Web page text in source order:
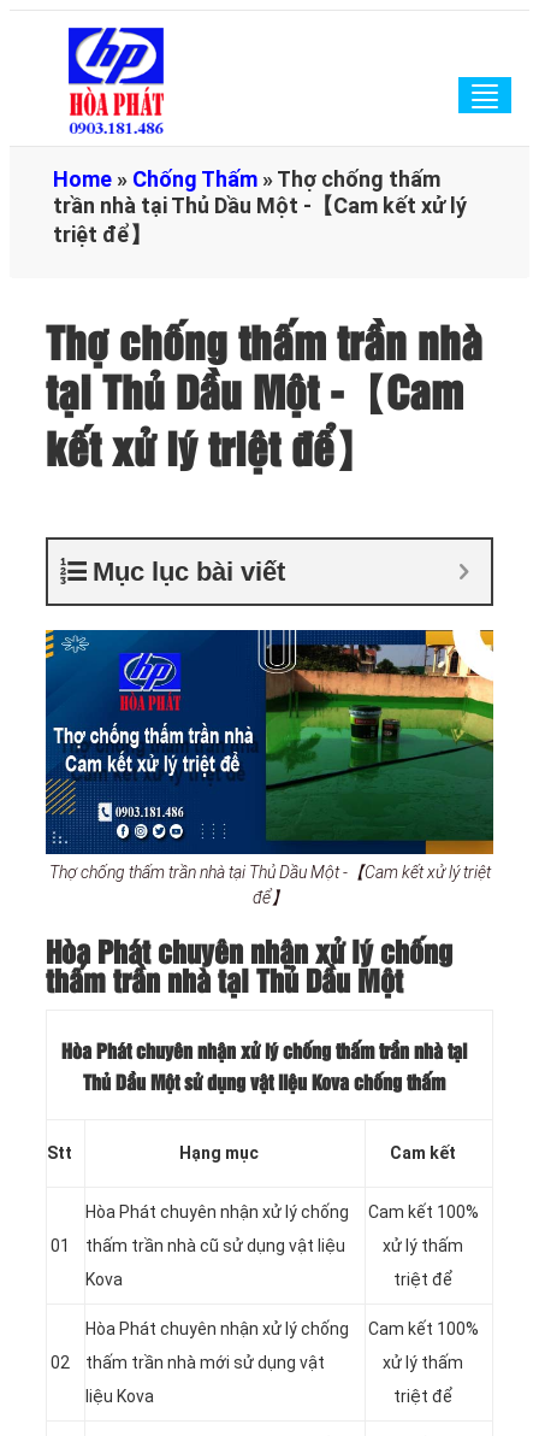
Home » Chống Thấm »Thợ chống thấm
trần nhà tại Thủ Dầu Một -【Cam kết xử lý
triệt để】
Thợ chống thấm trần nhà
tại Thủ Dầu Một -【Cam
kết xử lý triệt để】
Mục lục bài viết
Thợ chống thấm trần nhà tại Thủ Dầu Một -【Cam kết xử lý triệt
để】
Hòa Phát chuyên nhận xử lý chống
thấm trần nhà tại Thủ Dầu Một
Hòa Phát chuyên nhận xử lý chống thấm trần nhà tại
Thủ Dầu Một sử dụng vật liệu Kova chống thấm
Stt Hạng mục Cam kết
01
Hòa Phát chuyên nhận xử lý chống
thấm trần nhà cũ sử dụng vật liệu
Kova
Cam kết 100%
xử lý thấm
triệt để
02
Hòa Phát chuyên nhận xử lý chống
thấm trần nhà mới sử dụng vật
liệu Kova
Cam kết 100%
xử lý thấm
triệt để